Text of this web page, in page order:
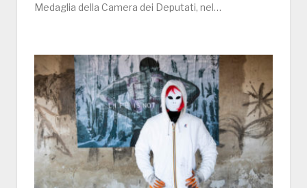
Medaglia della Camera dei Deputati, nel…